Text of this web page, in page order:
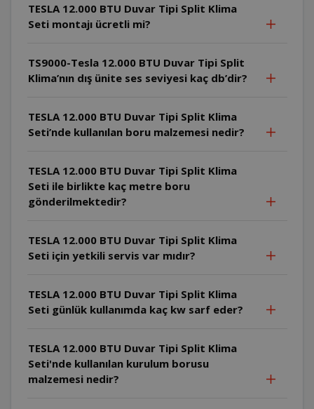
TESLA 12.000 BTU Duvar Tipi Split Klima
Seti montajı ücretli mi?
TS9000-Tesla 12.000 BTU Duvar Tipi Split
Klima’nın dış ünite ses seviyesi kaç db’dir?
TESLA 12.000 BTU Duvar Tipi Split Klima
Seti’nde kullanılan boru malzemesi nedir?
TESLA 12.000 BTU Duvar Tipi Split Klima
Seti ile birlikte kaç metre boru
gönderilmektedir?
TESLA 12.000 BTU Duvar Tipi Split Klima
Seti için yetkili servis var mıdır?
TESLA 12.000 BTU Duvar Tipi Split Klima
Seti günlük kullanımda kaç kw sarf eder?
TESLA 12.000 BTU Duvar Tipi Split Klima
Seti'nde kullanılan kurulum borusu
malzemesi nedir?